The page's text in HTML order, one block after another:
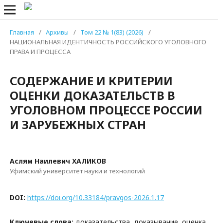
Главная / Архивы / Том 22 № 1(83) (2026)
/
НАЦИОНАЛЬНАЯ ИДЕНТИЧНОСТЬ РОССИЙСКОГО УГОЛОВНОГО
ПРАВА И ПРОЦЕССА
СОДЕРЖАНИЕ И КРИТЕРИИ
ОЦЕНКИ ДОКАЗАТЕЛЬСТВ В
УГОЛОВНОМ ПРОЦЕССЕ РОССИИ
И ЗАРУБЕЖНЫХ СТРАН
Аслям Наилевич ХАЛИКОВ
Уфимский университет науки и технологий
DOI: https://doi.org/10.33184/pravgos-2026.1.17